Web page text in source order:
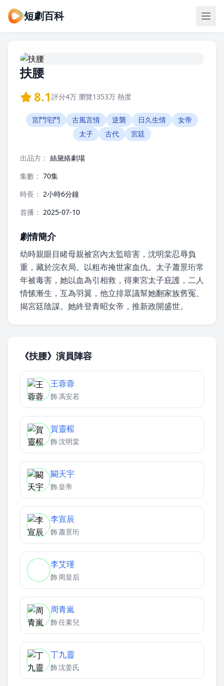
短劇百科
扶腰
8.1 評分4万 瀏覽1353万 熱度
宮鬥宅鬥 古風言情 逆襲 日久生情
女帝
太子
古代 宮廷
出品方： 絲黛絡劇場
集數： 70集
時長： 2小時6分鐘
首播： 2025-07-10
劇情簡介
幼時親眼目睹母親被宮內太監暗害，沈明棠忍辱負
重，藏於浣衣局。以粗布掩世家血仇。太子蕭景珩常
年被毒害，她以血為引相救，得東宮太子庇護，二人
情愫漸生，互為羽翼，他立排眾議幫她翻家族舊冤、
揭宮廷陰謀。她終登青昭女帝，推新政開盛世。
《扶腰》演員陣容
王蓉蓉
飾馮安若
賀靈榣
飾沈明棠
闞天宇
飾皇帝
李宣辰
飾蕭景珩
李艾瑾
飾周皇后
周青嵐
飾任素兒
丁九靈
飾沈姜氏